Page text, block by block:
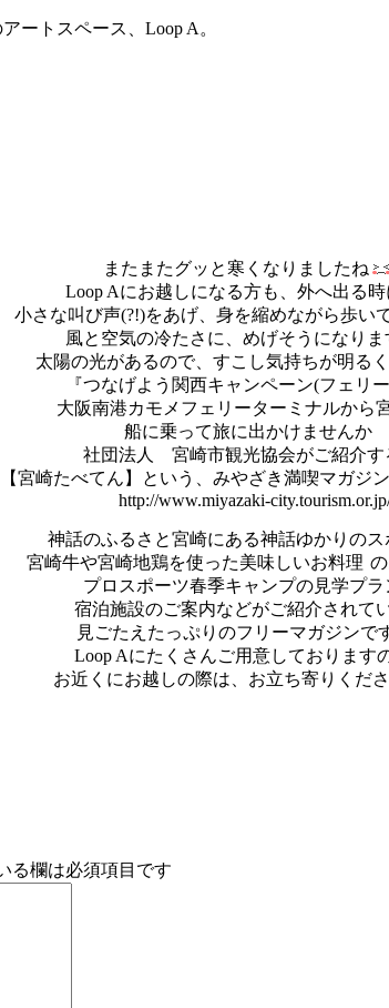
ートスペース、Loop A。
またまたグッと寒くなりましたね
Loop Aにお越しになる方も、外へ出る時
小さな叫び声(?!)をあげ、身を縮めながら歩い
風と空気の冷たさに、めげそうになりま
太陽の光があるので、すこし気持ちが明る
『つなげよう関西キャンペーン(フェリ
大阪南港カモメフェリーターミナルから
船に乗って旅に出かけませんか
社団法人 宮崎市観光協会がご紹介す
【宮崎たべてん】という、みやざき満喫マガジ
http://www.miyazaki-
神話のふるさと宮崎にある神話ゆかりのス
宮崎牛や宮崎地鶏を使った美味しいお料理
プロスポーツ春季キャンプの見学プラ
宿泊施設のご案内などがご紹介されてい
見ごたえたっぷりのフリーマガジンで
Loop Aにたくさんご用意しております
お近くにお越しの際は、お立ち寄りくだ
る欄は必須項目です